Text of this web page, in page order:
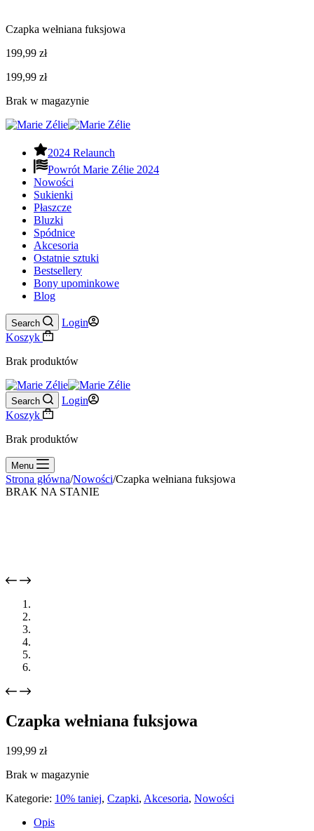
Czapka wełniana fuksjowa
199,99 zł
199,99 zł
Brak w magazynie
2024 Relaunch
Powrót Marie Zélie 2024
Nowości
Sukienki
Płaszcze
Bluzki
Spódnice
Akcesoria
Ostatnie sztuki
Bestsellery
Bony upominkowe
Blog
Search
Login
Koszyk
Brak produktów
Search
Login
Koszyk
Brak produktów
Menu
Strona główna/Nowości/Czapka wełniana fuksjowa
BRAK NA STANIE
Czapka wełniana fuksjowa
199,99 zł
Brak w magazynie
Kategorie: 10% taniej, Czapki, Akcesoria, Nowości
Opis